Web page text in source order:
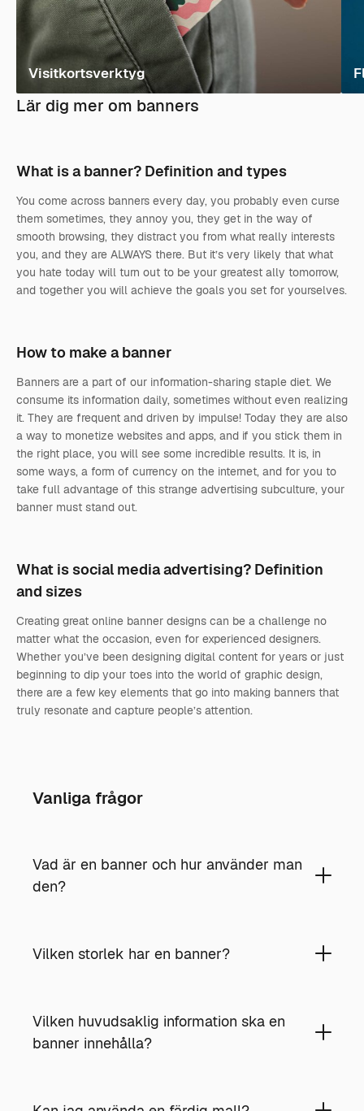
Visitkortsverktyg
Lär dig mer om banners
What is a banner? Definition and types
You come across banners every day, you probably even curse
them sometimes, they annoy you, they get in the way of
smooth browsing, they distract you from what really interests
you, and they are ALWAYS there. But it’s very likely that what
you hate today will turn out to be your greatest ally tomorrow,
and together you will achieve the goals you set for yourselves.
How to make a banner
Banners are a part of our information-sharing staple diet. We
consume its information daily, sometimes without even realizing
it. They are frequent and driven by impulse! Today they are also
a way to monetize websites and apps, and if you stick them in
the right place, you will see some incredible results. It is, in
some ways, a form of currency on the internet, and for you to
take full advantage of this strange advertising subculture, your
banner must stand out.
What is social media advertising? Definition
and sizes
Creating great online banner designs can be a challenge no
matter what the occasion, even for experienced designers.
Whether you’ve been designing digital content for years or just
beginning to dip your toes into the world of graphic design,
there are a few key elements that go into making banners that
truly resonate and capture people’s attention.
Vanliga frågor
Vad är en banner och hur använder man
den?
Vilken storlek har en banner?
Vilken huvudsaklig information ska en
banner innehålla?